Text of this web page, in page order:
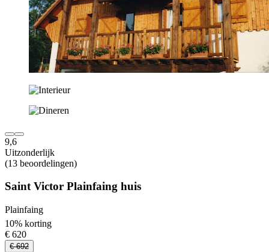
9,6
Uitzonderlijk
(13 beoordelingen)
Saint Victor Plainfaing huis
Plainfaing
10% korting
€ 620
€ 692